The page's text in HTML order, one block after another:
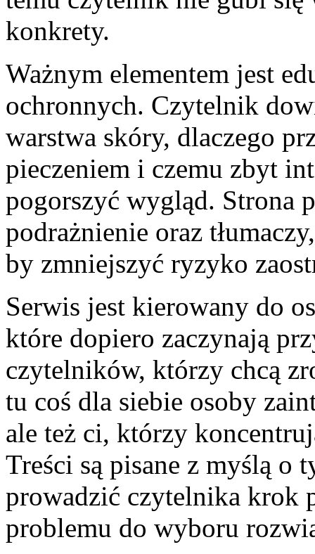
konkrety.
Ważnym elementem jest
ochronnych. Czytelnik
warstwa skóry, dlaczego
pieczeniem i czemu zbyt
pogorszyć wygląd. Strona
podrażnienie oraz
by zmniejszyć ryzyko
Serwis jest kierowany do
które dopiero zaczynają
czytelników, którzy chcą
tu coś dla siebie osoby
ale też ci, którzy
Treści są pisane z myślą o
prowadzić czytelnika krok
problemu do wyboru